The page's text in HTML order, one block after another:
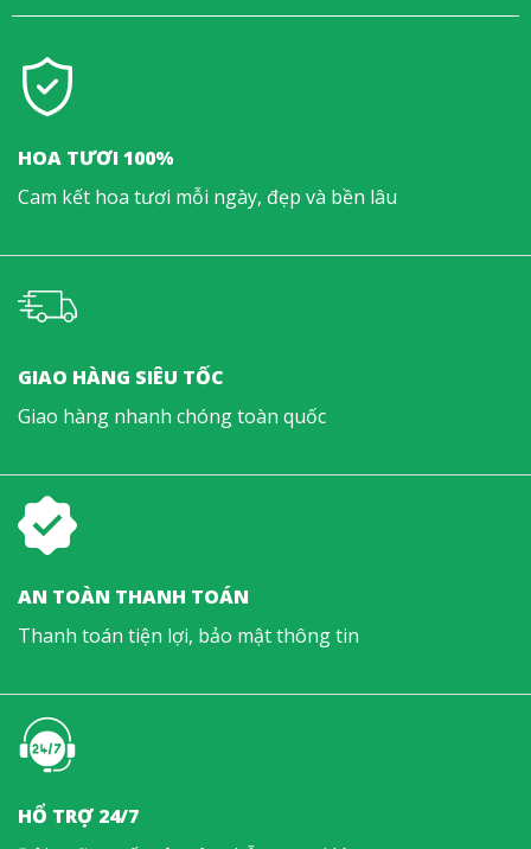
HOA TƯƠI 100%
Cam kết hoa tươi mỗi ngày, đẹp và bền lâu
GIAO HÀNG SIÊU TỐC
Giao hàng nhanh chóng toàn quốc
AN TOÀN THANH TOÁN
Thanh toán tiện lợi, bảo mật thông tin
HỔ TRỢ 24/7